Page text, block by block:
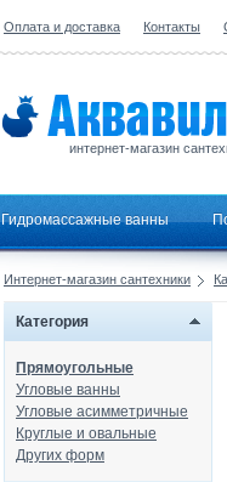
Оплата и доставка Контакты
интернет-магазин
Гидромассажные ванны
Интернет-магазин сантехники
Категория
Прямоугольные
Угловые ванны
Угловые асимметричные
Круглые и овальные
Других форм